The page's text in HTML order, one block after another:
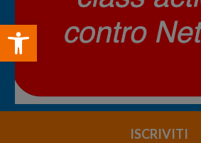
Open toolbar
ISCRIVITI